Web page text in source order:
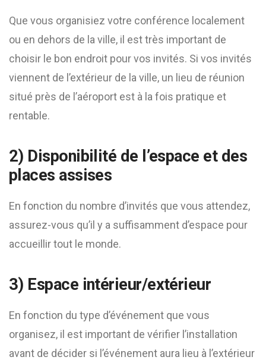
Que vous organisiez votre conférence localement
ou en dehors de la ville, il est très important de
choisir le bon endroit pour vos invités. Si vos invités
viennent de l’extérieur de la ville, un lieu de réunion
situé près de l’aéroport est à la fois pratique et
rentable.
2) Disponibilité de l’espace et des
places assises
En fonction du nombre d’invités que vous attendez,
assurez-vous qu’il y a suffisamment d’espace pour
accueillir tout le monde.
3) Espace intérieur/extérieur
En fonction du type d’événement que vous
organisez, il est important de vérifier l’installation
avant de décider si l’événement aura lieu à l’extérieur